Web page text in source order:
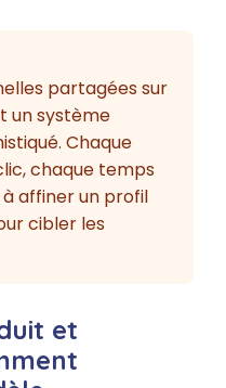
partagées sur
un système
Chaque
chaque temps
affiner un profil
cibler les
et